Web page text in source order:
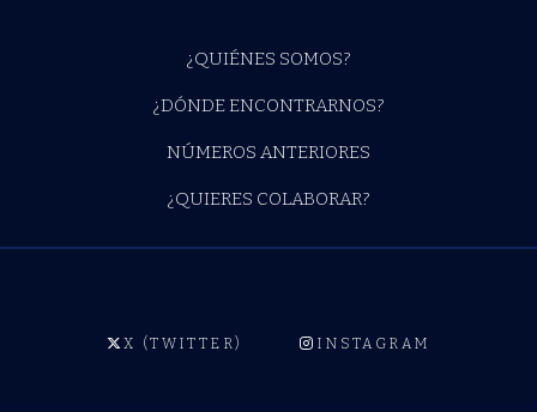
¿QUIÉNES SOMOS?
¿DÓNDE ENCONTRARNOS?
NÚMEROS ANTERIORES
¿QUIERES COLABORAR?
X (TWITTER) INSTAGRAM